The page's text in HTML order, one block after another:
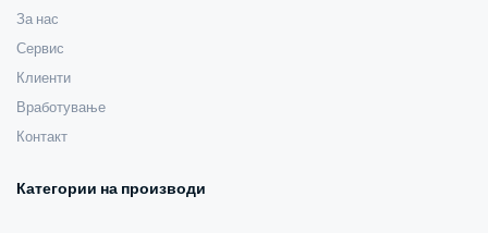
За нас
Сервис
Клиенти
Вработување
Контакт
Категории на производи